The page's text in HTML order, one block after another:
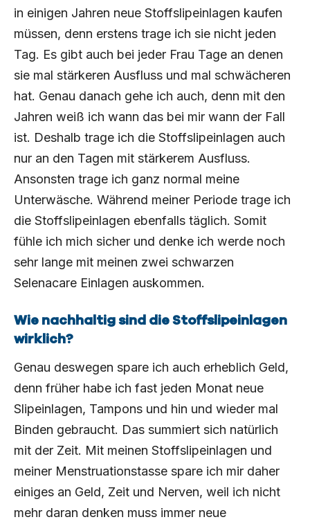
in einigen Jahren neue Stoffslipeinlagen kaufen
müssen, denn erstens trage ich sie nicht jeden
Tag. Es gibt auch bei jeder Frau Tage an denen
sie mal stärkeren Ausfluss und mal schwächeren
hat. Genau danach gehe ich auch, denn mit den
Jahren weiß ich wann das bei mir wann der Fall
ist. Deshalb trage ich die Stoffslipeinlagen auch
nur an den Tagen mit stärkerem Ausfluss.
Ansonsten trage ich ganz normal meine
Unterwäsche. Während meiner Periode trage ich
die Stoffslipeinlagen ebenfalls täglich. Somit
fühle ich mich sicher und denke ich werde noch
sehr lange mit meinen zwei schwarzen
Selenacare Einlagen auskommen.
Wie nachhaltig sind die Stoffslipeinlagen
wirklich?
Genau deswegen spare ich auch erheblich Geld,
denn früher habe ich fast jeden Monat neue
Slipeinlagen, Tampons und hin und wieder mal
Binden gebraucht. Das summiert sich natürlich
mit der Zeit. Mit meinen Stoffslipeinlagen und
meiner Menstruationstasse spare ich mir daher
einiges an Geld, Zeit und Nerven, weil ich nicht
mehr daran denken muss immer neue